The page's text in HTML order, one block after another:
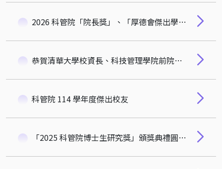
2026 科管院「院長獎」、「厚德會傑出學生獎」及「朱順一合勤獎學金」得獎名單公告
恭賀清華大學校資長、科技管理學院前院長林哲群教授新著《紀律長贏》
科管院 114 學年度傑出校友
「2025 科管院博士生研究獎」頒獎典禮圓滿落幕！